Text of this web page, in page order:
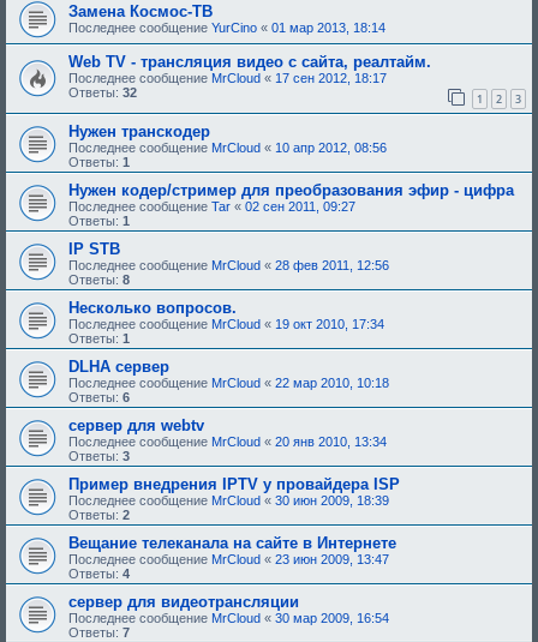
у
ю
щ
е
б
е
н
и
:
Замена Космос-ТВ
Последнее сообщение YurCino « 01 мар 2013, 18:14
Web TV - трансляция видео с сайта, реалтайм.
Последнее сообщение MrCloud « 17 сен 2012, 18:17
Ответы: 32 1 2 3
Нужен транскодер
Последнее сообщение MrCloud « 10 апр 2012, 08:56
Ответы: 1
Нужен кодер/стример для преобразования эфир - цифра
Последнее сообщение Tar « 02 сен 2011, 09:27
Ответы: 1
IP STB
Последнее сообщение MrCloud « 28 фев 2011, 12:56
Ответы: 8
Несколько вопросов.
Последнее сообщение MrCloud « 19 окт 2010, 17:34
Ответы: 1
DLHA сервер
Последнее сообщение MrCloud « 22 мар 2010, 10:18
Ответы: 6
сервер для webtv
Последнее сообщение MrCloud « 20 янв 2010, 13:34
Ответы: 3
Пример внедрения IPTV у провайдера ISP
Последнее сообщение MrCloud « 30 июн 2009, 18:39
Ответы: 2
Вещание телеканала на сайте в Интернете
Последнее сообщение MrCloud « 23 июн 2009, 13:47
Ответы: 4
сервер для видеотрансляции
Последнее сообщение MrCloud « 30 мар 2009, 16:54
Ответы: 7